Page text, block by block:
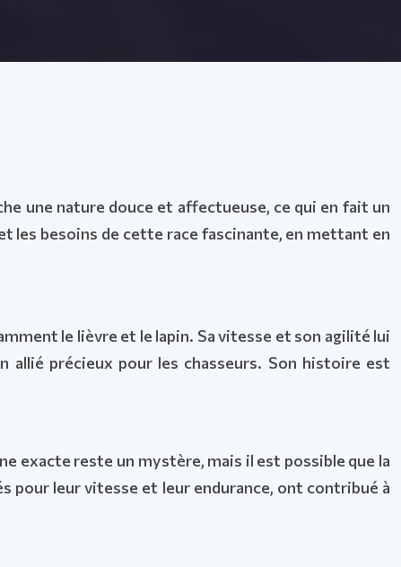
une nature douce et affectueuse, ce qui en fait un
les besoins de cette race fascinante, en mettant en
le lièvre et le lapin. Sa vitesse et son agilité lui
précieux pour les chasseurs. Son histoire est
exacte reste un mystère, mais il est possible que la
pour leur vitesse et leur endurance, ont contribué à